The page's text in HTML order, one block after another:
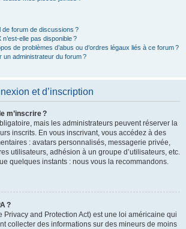
de forum de discussions ?
elle pas disponible ?
de problèmes d’abus ou d’ordres légaux liés à ce forum ?
un administrateur du forum ?
et d’inscription
m’inscrire ?
mais les administrateurs peuvent réserver la
inscrits. En vous inscrivant, vous accédez à des
: avatars personnalisés, messagerie privée,
utilisateurs, adhésion à un groupe d’utilisateurs, etc.
quelques instants : nous vous la recommandons.
?
Privacy and Protection Act) est une loi américaine qui
collecter des informations sur des mineurs de moins